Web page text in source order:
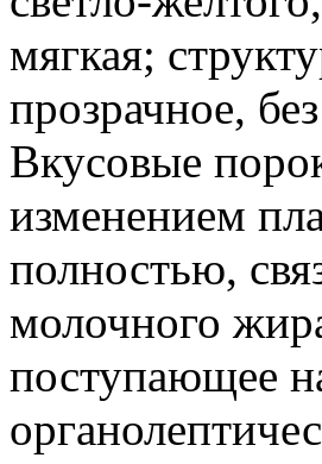
мягкая;
прозрачное,
Вкусовые
изменением
полностью,
молочного
поступающее